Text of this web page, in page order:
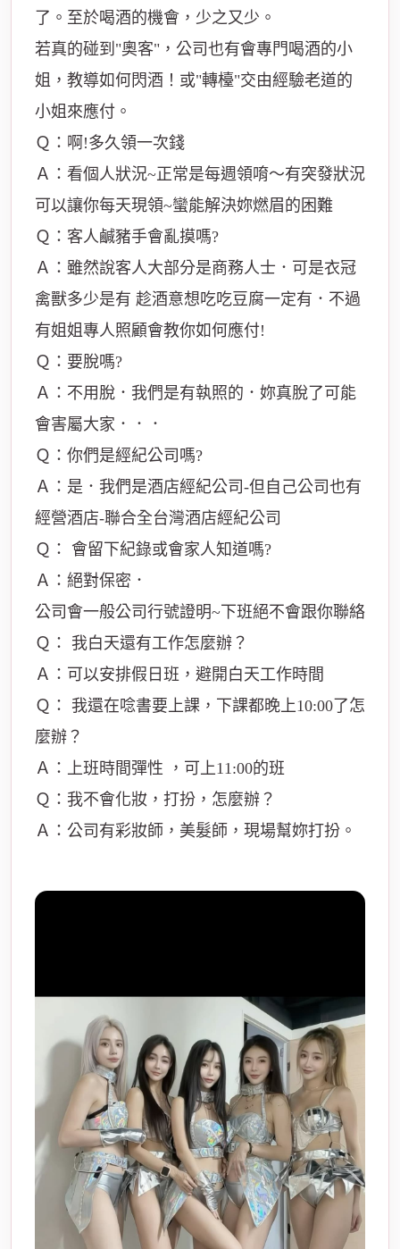
了。至於喝酒的機會，少之又少。
若真的碰到"奧客"，公司也有會專門喝酒的小
姐，教導如何閃酒！或"轉檯"交由經驗老道的
小姐來應付。
Ｑ：啊!多久領一次錢
Ａ：看個人狀況~正常是每週領唷～有突發狀況
可以讓你每天現領~蠻能解決妳燃眉的困難
Ｑ：客人鹹豬手會亂摸嗎?
Ａ：雖然說客人大部分是商務人士．可是衣冠
禽獸多少是有 趁酒意想吃吃豆腐一定有．不過
有姐姐專人照顧會教你如何應付!
Ｑ：要脫嗎?
Ａ：不用脫．我們是有執照的．妳真脫了可能
會害屬大家．．．
Ｑ：你們是經紀公司嗎?
Ａ：是．我們是酒店經紀公司-但自己公司也有
經營酒店-聯合全台灣酒店經紀公司
Ｑ： 會留下紀錄或會家人知道嗎?
Ａ：絕對保密．
公司會一般公司行號證明~下班絕不會跟你聯絡
Ｑ： 我白天還有工作怎麼辦？
Ａ：可以安排假日班，避開白天工作時間
Ｑ： 我還在唸書要上課，下課都晚上10:00了怎
麼辦？
Ａ：上班時間彈性 ，可上11:00的班
Ｑ：我不會化妝，打扮，怎麼辦？
Ａ：公司有彩妝師，美髮師，現場幫妳打扮。